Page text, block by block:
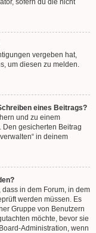
sofern du die nicht
vergeben hat,
um diesen zu melden.
eines Beitrags?
und zu einem
gesicherten Beitrag
in deinem
in dem Forum, in dem
werden müssen. Es
Gruppe von Benutzern
möchte, bevor sie
Administration, wenn